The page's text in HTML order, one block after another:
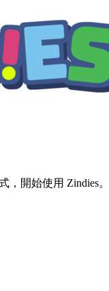
，開始使用 Zindies。